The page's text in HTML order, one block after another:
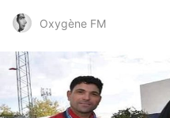
Oxygène FM